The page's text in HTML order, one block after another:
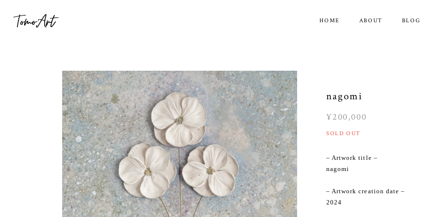
HOME ABOUT BLOG
nagomi
¥200,000
SOLD OUT
– Artwork title –
nagomi
– Artwork creation date –
2024